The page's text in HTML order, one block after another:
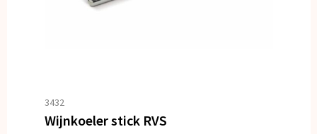
3432
Wijnkoeler stick RVS